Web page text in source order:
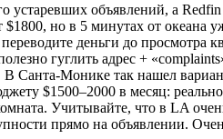
объявлений, а
$1800, но в 5 минутах от океана
деньги до просмотра
гуглить адрес +
Санта-Монике так нашел
$1500–2000 в месяц:
Учитывайте, что в LA
прямо на объявлении.